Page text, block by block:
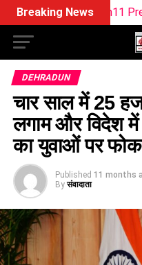
Breaking News
Dream11 Prediction
DEHRADUN
चार साल में 25
लगाम और विदेश में
का युवाओं पर
Published 11 months
By संवादाता